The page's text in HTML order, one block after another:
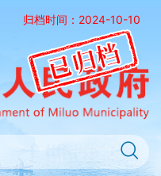
归档时间：2024-10-10